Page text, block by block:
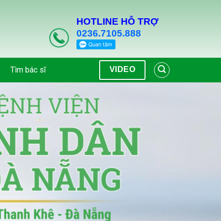
HOTLINE HỖ TRỢ
0236.7105.888
Tìm bác sĩ VIDEO